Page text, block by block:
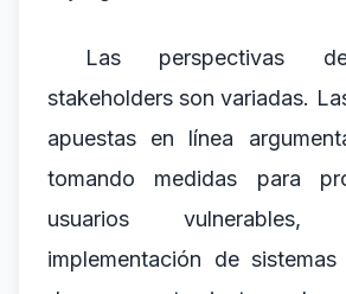
Las perspectivas
stakeholders son variadas.
apuestas en línea
tomando medidas para
usuarios
implementación de